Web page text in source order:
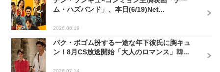
ム・ハズバンド」、本日(6/19)Net...
2026.06.19
パク・ボゴム扮する一途な年下彼氏に胸キュ
ン！8月CS放送開始「大人のロマンス」韓...
2026.07.14